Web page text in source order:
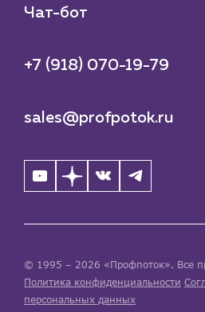
Чат-бот
+7 (918) 070-19-79
sales@profpotok.ru
© 1995 – 2026 «Профпоток». Все
Политика конфиденциальности
персональных данных